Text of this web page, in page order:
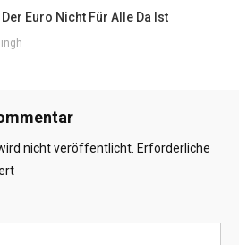
Euro Nicht Für Alle Da Ist
nicht veröffentlicht. Erforderliche